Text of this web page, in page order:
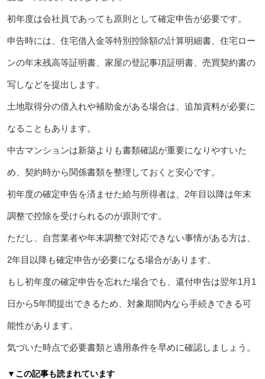
初年度は会社員であっても原則として確定申告が必要です。
申告時には、住宅借入金等特別控除額の計算明細書、住宅ロー
ンの年末残高等証明書、家屋の登記事項証明書、売買契約書の
写しなどを提出します。
土地取得分の借入れや補助金がある場合は、追加資料が必要に
なることもあります。
中古マンションは新築よりも書類確認が重要になりやすいた
め、契約時から関係書類を整理しておくと安心です。
初年度の確定申告を済ませた給与所得者は、2年目以降は年末
調整で控除を受けられるのが原則です。
ただし、自営業者や年末調整で対応できない事情がある方は、
2年目以降も確定申告が必要になる場合があります。
もし初年度の確定申告を忘れた場合でも、還付申告は翌年1月1
日から5年間提出できるため、対象期間内なら手続きできる可
能性があります。
気づいた時点で必要書類と適用条件を早めに確認しましょう。
▼この記事も読まれています